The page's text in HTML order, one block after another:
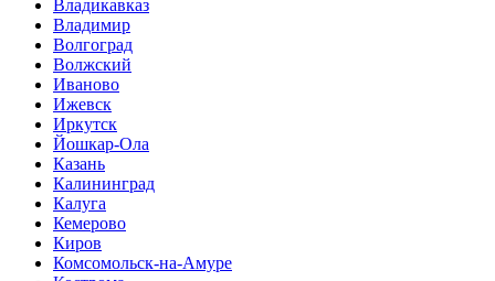
Владикавказ
Владимир
Волгоград
Волжский
Иваново
Ижевск
Иркутск
Йошкар-Ола
Казань
Калининград
Калуга
Кемерово
Киров
Комсомольск-на-Амуре